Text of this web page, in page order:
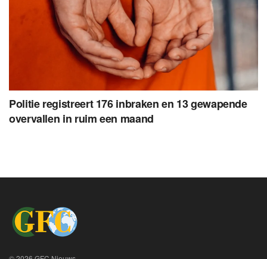
Politie registreert 176 inbraken en 13 gewapende
overvallen in ruim een maand